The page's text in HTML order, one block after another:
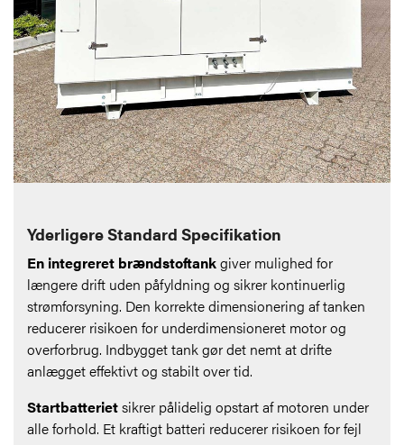
Yderligere Standard Specifikation
En integreret brændstoftankgiver mulighed for
længere drift uden påfyldning og sikrer kontinuerlig
strømforsyning. Den korrekte dimensionering af tanken
reducerer risikoen for underdimensioneret motor og
overforbrug. Indbygget tank gør det nemt at drifte
anlægget effektivt og stabilt over tid.
Startbatterietsikrer pålidelig opstart af motoren under
alle forhold. Et kraftigt batteri reducerer risikoen for fejl